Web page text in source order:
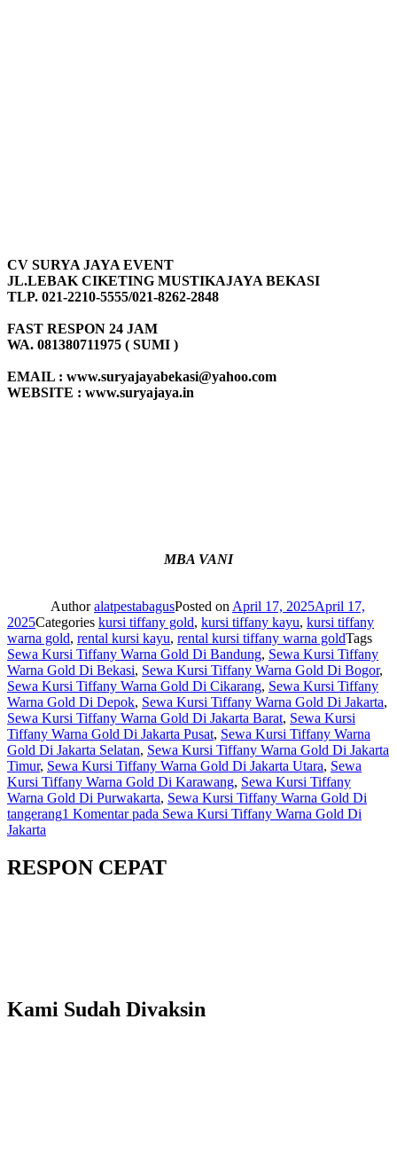
CV SURYA JAYA EVENT
JL.LEBAK CIKETING MUSTIKAJAYA BEKASI
TLP. 021-2210-5555/021-8262-2848
FAST RESPON 24 JAM
WA. 081380711975 ( SUMI )
EMAIL : www.suryajayabekasi@yahoo.com
WEBSITE : www.suryajaya.in
MBA VANI
AuthoralatpestabagusPosted onApril 17, 2025April 17,
2025Categories kursi tiffany gold, kursi tiffany kayu, kursi tiffany
warna gold, rental kursi kayu, rental kursi tiffany warna goldTags
Sewa Kursi Tiffany Warna Gold Di Bandung, Sewa Kursi Tiffany
Warna Gold Di Bekasi, Sewa Kursi Tiffany Warna Gold Di Bogor,
Sewa Kursi Tiffany Warna Gold Di Cikarang, Sewa Kursi Tiffany
Warna Gold Di Depok, Sewa Kursi Tiffany Warna Gold Di Jakarta,
Sewa Kursi Tiffany Warna Gold Di Jakarta Barat, Sewa Kursi
Tiffany Warna Gold Di Jakarta Pusat, Sewa Kursi Tiffany Warna
Gold Di Jakarta Selatan, Sewa Kursi Tiffany Warna Gold Di Jakarta
Timur, Sewa Kursi Tiffany Warna Gold Di Jakarta Utara, Sewa
Kursi Tiffany Warna Gold Di Karawang, Sewa Kursi Tiffany
Warna Gold Di Purwakarta, Sewa Kursi Tiffany Warna Gold Di
tangerang1 Komentarpada Sewa Kursi Tiffany Warna Gold Di
Jakarta
RESPON CEPAT
Kami Sudah Divaksin